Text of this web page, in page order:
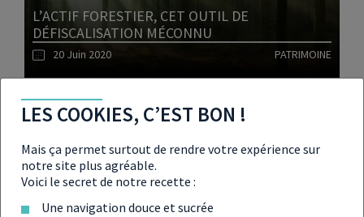
L’ACTIF FORESTIER, CET OUTIL DE
DÉFISCALISATION MÉCONNU
20 Juin 2020 PATRIMOINE
L’E-MONNAIE AU CŒUR DES
EXPÉRIMENTATIONS DES BANQUES
CENTRALES
LES COOKIES, C’EST BON !
Mais ça permet surtout de rendre votre expérience sur
notre site plus agréable.
Voici le secret de notre recette :
Une navigation douce et sucrée